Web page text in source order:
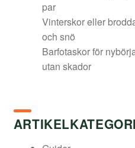
par
Vinterskor eller
och snö
Barfotaskor för
utan skador